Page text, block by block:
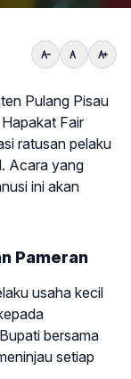
Pulang Pisau
Fair
ratusan pelaku
Acara yang
ini akan
Pameran
usaha kecil
bersama
setiap